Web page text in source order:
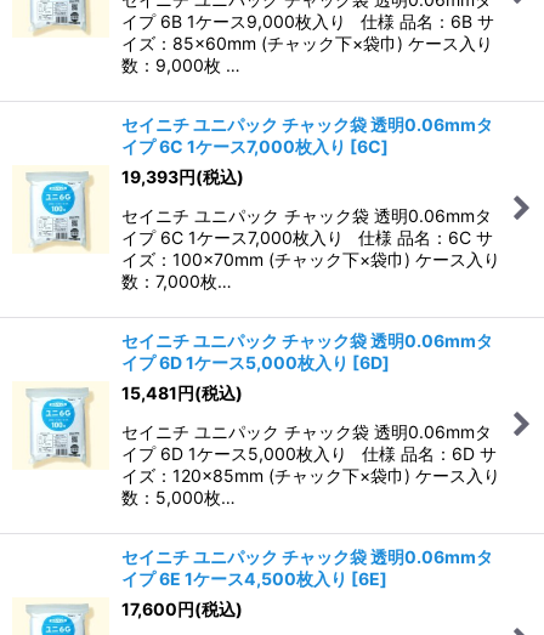
イプ 6B 1ケース9,000枚入り 仕様 品名：6B サ
イズ：85×60mm (チャック下×袋巾) ケース入り
数：9,000枚 …
セイニチ ユニパック チャック袋 透明0.06mmタ
イプ 6C 1ケース7,000枚入り [6C]
19,393円(税込)
セイニチ ユニパック チャック袋 透明0.06mmタ
イプ 6C 1ケース7,000枚入り 仕様 品名：6C サ
イズ：100×70mm (チャック下×袋巾) ケース入り
数：7,000枚…
セイニチ ユニパック チャック袋 透明0.06mmタ
イプ 6D 1ケース5,000枚入り [6D]
15,481円(税込)
セイニチ ユニパック チャック袋 透明0.06mmタ
イプ 6D 1ケース5,000枚入り 仕様 品名：6D サ
イズ：120×85mm (チャック下×袋巾) ケース入り
数：5,000枚…
セイニチ ユニパック チャック袋 透明0.06mmタ
イプ 6E 1ケース4,500枚入り [6E]
17,600円(税込)